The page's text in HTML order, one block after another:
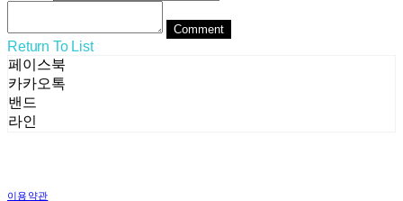
Comment
Return To List
페이스북
카카오톡
밴드
라인
이용약관